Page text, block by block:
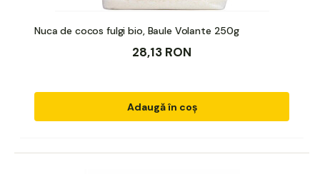
Nuca de cocos fulgi bio, Baule Volante 250g
28,13 RON
Adaugă în coș